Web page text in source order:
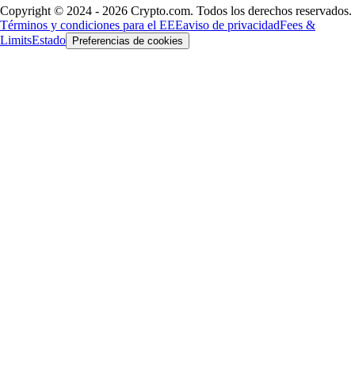
Copyright © 2024 - 2026 Crypto.com. Todos los derechos reservados.
Términos y condiciones para el EEEaviso de privacidadFees &
LimitsEstado Preferencias de cookies